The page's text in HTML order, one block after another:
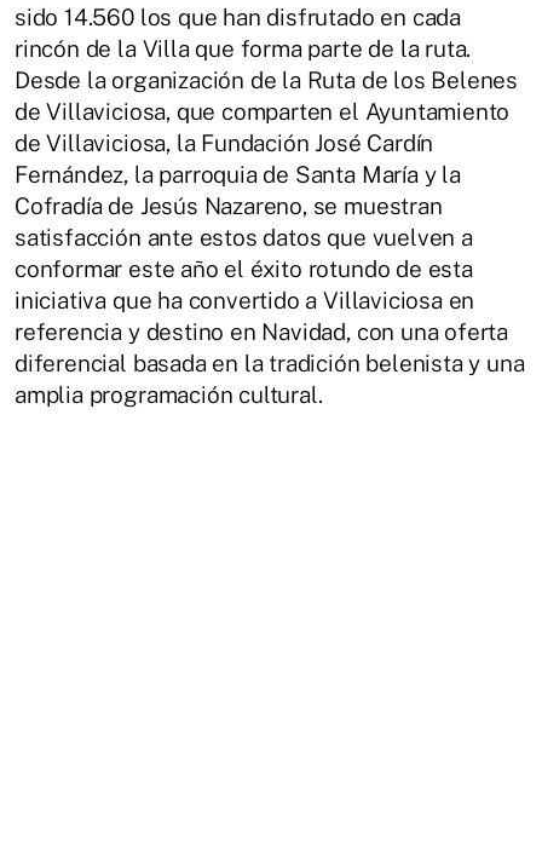
sido 14.560 los que han disfrutado en cada
rincón de la Villa que forma parte de la ruta.
Desde la organización de la Ruta de los Belenes
de Villaviciosa, que comparten el Ayuntamiento
de Villaviciosa, la Fundación José Cardín
Fernández, la parroquia de Santa María y la
Cofradía de Jesús Nazareno, se muestran
satisfacción ante estos datos que vuelven a
conformar este año el éxito rotundo de esta
iniciativa que ha convertido a Villaviciosa en
referencia y destino en Navidad, con una oferta
diferencial basada en la tradición belenista y una
amplia programación cultural.